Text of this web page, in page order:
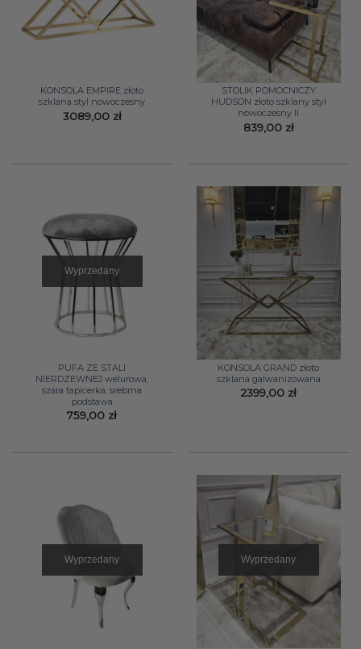
KONSOLA EMPIRE złoto
szklana styl nowoczesny
3089,00 zł
STOLIK POMOCNICZY
HUDSON złoto szklany styl
nowoczesny II
839,00 zł
Wyprzedany
PUFA ZE STALI
NIERDZEWNEJ welurowa,
szara tapicerka, srebrna
podstawa
759,00 zł
KONSOLA GRAND złoto
szklana galwanizowana
2399,00 zł
Wyprzedany Wyprzedany